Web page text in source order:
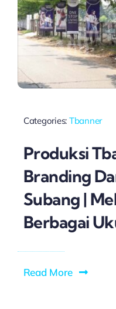
Categories: Tbanner
Produksi
Branding
Subang |
Berbagai
Read More